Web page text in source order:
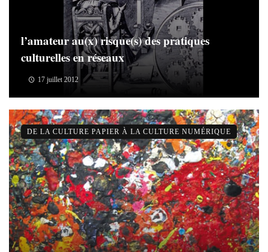
l’amateur au(x) risque(s) des pratiques
culturelles en réseaux
17 juillet 2012
DE LA CULTURE PAPIER À LA CULTURE NUMÉRIQUE